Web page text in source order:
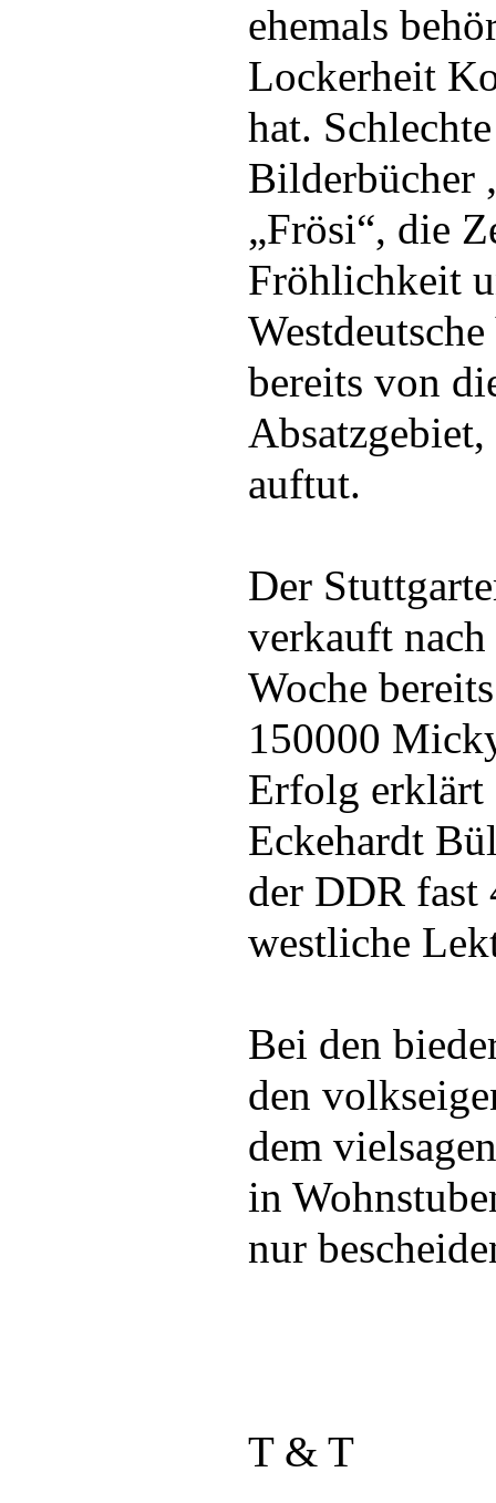
ehemals
Lockerheit
hat.
Bilderbücher
„Frösi“, die
Fröhlichkeit
bereits von
auftut.
Der
verkauft nach
Woche
150000
Erfolg erklärt
Eckehardt
der DDR fast
westliche
Bei den
den
dem
in
nur
T & T